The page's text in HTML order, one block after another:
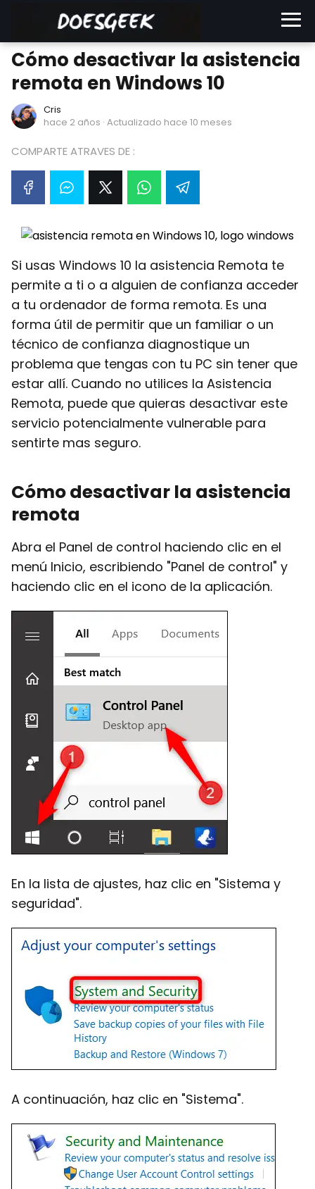
Cómo desactivar la asistencia
remota en Windows 10
Cris
hace 2 años · Actualizado hace 10 meses
COMPARTE ATRAVES DE :
Si usas Windows 10 la asistencia Remota te
permite a ti o a alguien de confianza acceder
a tu ordenador de forma remota. Es una
forma útil de permitir que un familiar o un
técnico de confianza diagnostique un
problema que tengas con tu PC sin tener que
estar allí. Cuando no utilices la Asistencia
Remota, puede que quieras desactivar este
servicio potencialmente vulnerable para
sentirte mas seguro.
Cómo desactivar la asistencia
remota
Abra el Panel de control haciendo clic en el
menú Inicio, escribiendo "Panel de control" y
haciendo clic en el icono de la aplicación.
En la lista de ajustes, haz clic en "Sistema y
seguridad".
A continuación, haz clic en "Sistema".